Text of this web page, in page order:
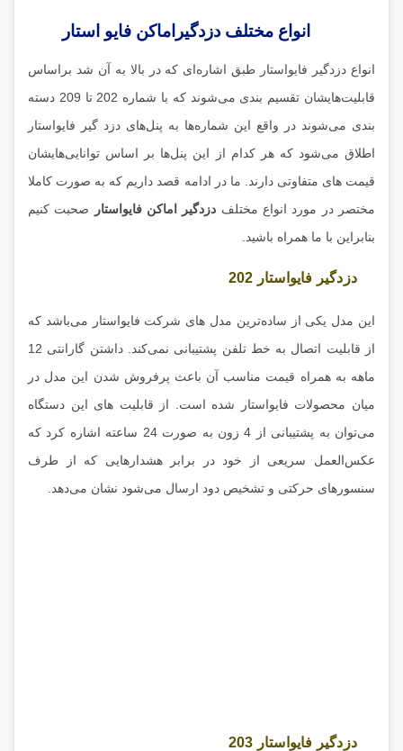
انواع مختلف دزدگیراماکن فایو استار
انواع دزدگیر فایواستار طبق اشاره‌ای که در بالا به آن شد براساس
قابلیت‌هایشان تقسیم بندی می‌شوند که با شماره 202 تا 209 دسته
بندی می‌شوند در واقع این شماره‌ها به پنل‌های دزد گیر فایواستار
اطلاق می‌شود که هر کدام از این پنل‌ها بر اساس توانایی‌هایشان
قیمت های متفاوتی دارند. ما در ادامه قصد داریم که به صورت کاملا
مختصر در مورد انواع مختلف دزدگیر اماکن فایواستار
صحبت کنیم
بنابراین با ما همراه باشید.
دزدگیر فایواستار 202
این مدل یکی از ساده‌ترین مدل های شرکت فایواستار می‌باشد که
از قابلیت اتصال به خط تلفن پشتیبانی نمی‌کند. داشتن گارانتی 12
ماهه به همراه قیمت مناسب آن باعث پرفروش شدن این مدل در
میان محصولات فایواستار شده است. از قابلیت های این دستگاه
می‌توان به پشتیبانی از 4 زون به صورت 24 ساعته اشاره کرد که
عکس‌العمل سریعی از خود در برابر هشدارهایی که از طرف
سنسورهای حرکتی و تشخیص دود ارسال می‌شود نشان می‌دهد.
دزدگیر فایواستار 203